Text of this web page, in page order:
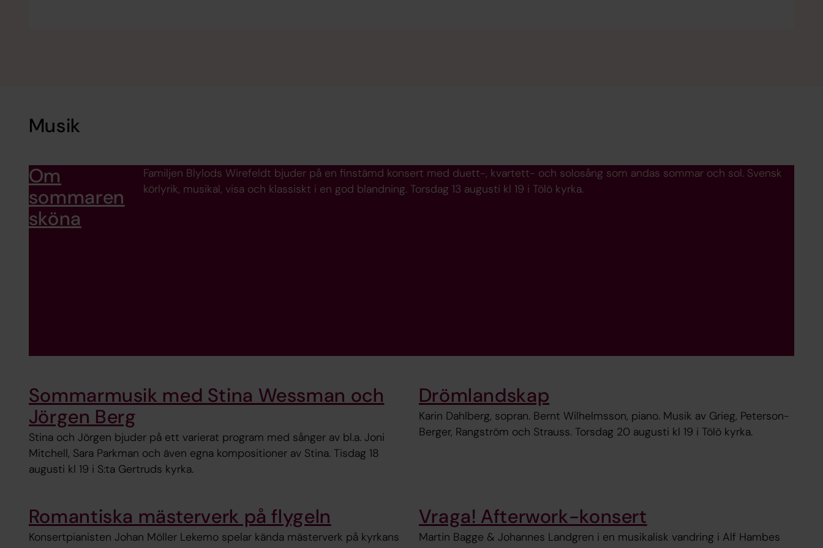
Musik
Om
sommaren
sköna
Familjen Blylods Wirefeldt bjuder på en finstämd konsert med duett-, kvartett- och solosång som andas sommar och sol. Svensk
körlyrik, musikal, visa och klassiskt i en god blandning. Torsdag 13 augusti kl 19 i Tölö kyrka.
Sommarmusik med Stina Wessman och
Jörgen Berg
Stina och Jörgen bjuder på ett varierat program med sånger av bl.a. Joni
Mitchell, Sara Parkman och även egna kompositioner av Stina. Tisdag 18
augusti kl 19 i S:ta Gertruds kyrka.
Drömlandskap
Karin Dahlberg, sopran. Bernt Wilhelmsson, piano. Musik av Grieg, Peterson-
Berger, Rangström och Strauss. Torsdag 20 augusti kl 19 i Tölö kyrka.
Romantiska mästerverk på flygeln
Konsertpianisten Johan Möller Lekemo spelar kända mästerverk på kyrkans
Vraga! Afterwork-konsert
Martin Bagge & Johannes Landgren i en musikalisk vandring i Alf Hambes